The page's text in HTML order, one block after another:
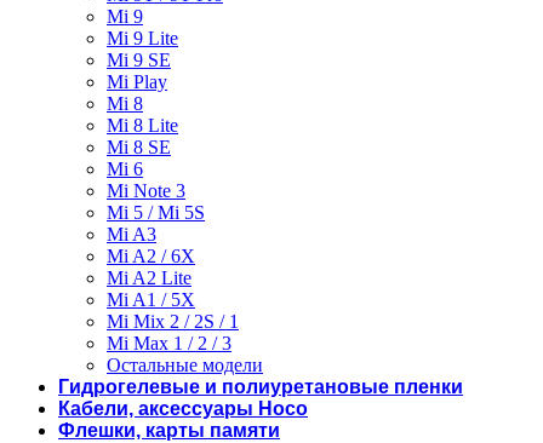
Mi 9
Mi 9 Lite
Mi 9 SE
Mi Play
Mi 8
Mi 8 Lite
Mi 8 SE
Mi 6
Mi Note 3
Mi 5 / Mi 5S
Mi A3
Mi A2 / 6X
Mi A2 Lite
Mi A1 / 5X
Mi Mix 2 / 2S / 1
Mi Max 1 / 2 / 3
Остальные модели
Гидрогелевые и полиуретановые пленки
Кабели, аксессуары Hoco
Флешки, карты памяти